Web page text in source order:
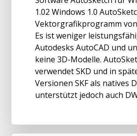
1.02 Windows 1.0
Vektorgrafikprogramm
Es ist weniger
Autodesks AutoCAD und
keine 3D-Modelle.
verwendet SKD und in
Versionen SKF als natives
unterstützt jedoch auch